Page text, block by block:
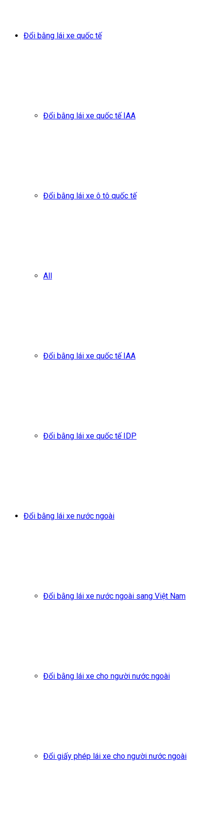
Đổi bằng lái xe quốc tế
Đổi bằng lái xe quốc tế IAA
Đổi bằng lái xe ô tô quốc tế
All
Đổi bằng lái xe quốc tế IAA
Đổi bằng lái xe quốc tế IDP
Đổi bằng lái xe nước ngoài
Đổi bằng lái xe nước ngoài sang Việt Nam
Đổi bằng lái xe cho người nước ngoài
Đổi giấy phép lái xe cho người nước ngoài